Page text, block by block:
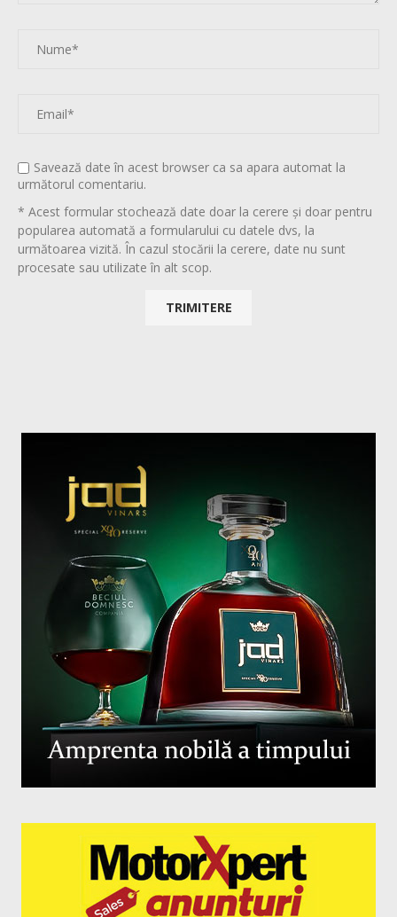
Savează date în acest browser ca sa apara automat la
următorul comentariu.
* Acest formular stochează date doar la cerere și doar pentru
popularea automată a formularului cu datele dvs, la
următoarea vizită. În cazul stocării la cerere, date nu sunt
procesate sau utilizate în alt scop.